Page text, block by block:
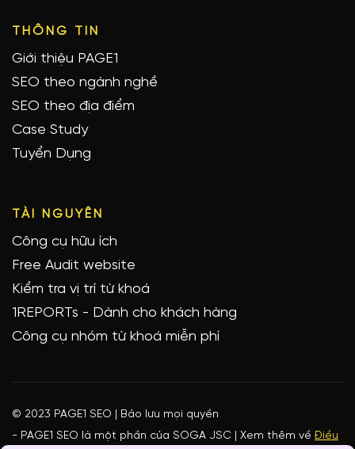
THÔNG TIN
Giới thiệu PAGE1
SEO theo ngành nghề
SEO theo địa điểm
Case Study
Tuyển Dụng
TÀI NGUYÊN
Công cụ hữu ích
Free Audit website
Kiểm tra vị trí từ khoá
1REPORTs - Dành cho khách hàng
Công cụ nhóm từ khoá miễn phí
© 2023 PAGE1 SEO | Bảo lưu mọi quyền
- PAGE1 SEO là một phần của SOGA JSC | Xem thêm về Điều